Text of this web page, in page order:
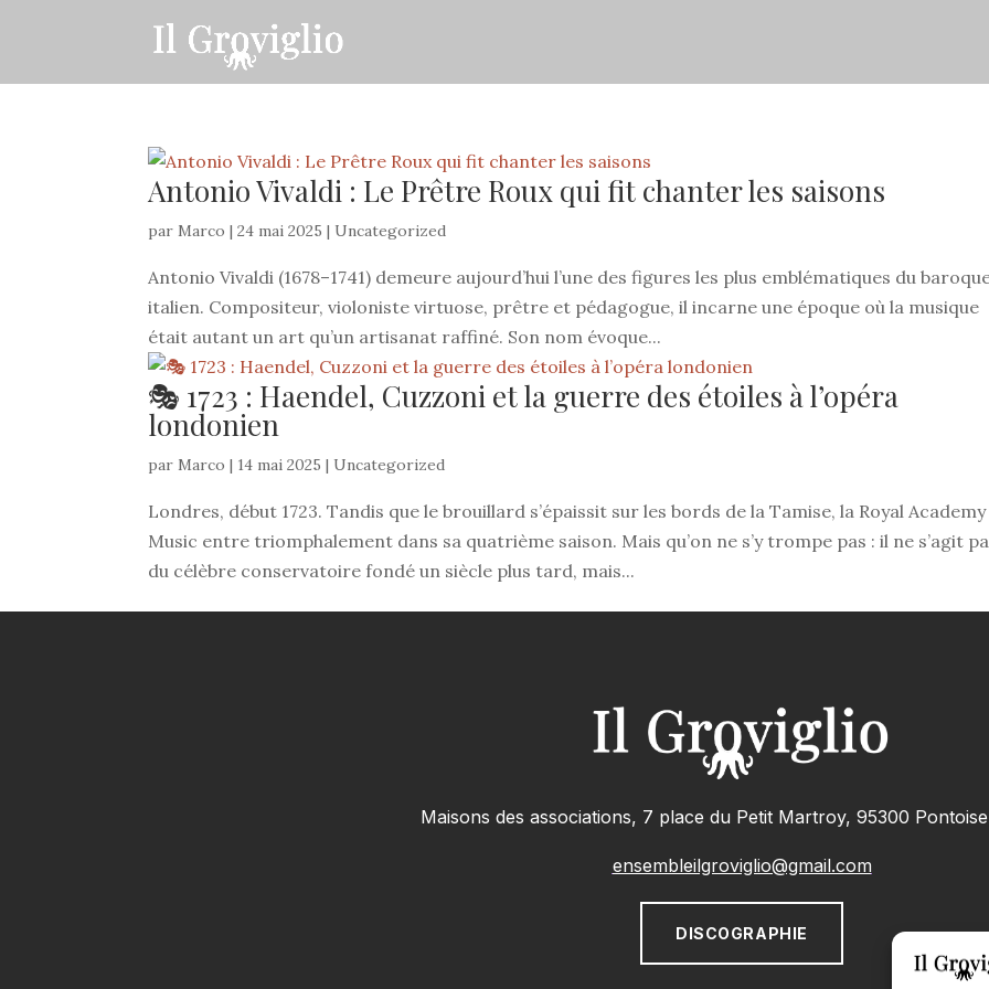
Antonio Vivaldi : Le Prêtre Roux qui fit chanter les saisons
parMarco |24 mai 2025 | Uncategorized
Antonio Vivaldi (1678–1741) demeure aujourd’hui l’une des figures les plus emblématiques du
italien. Compositeur, violoniste virtuose, prêtre et pédagogue, il incarne une époque où la musique
était autant un art qu’un artisanat raffiné. Son nom évoque...
🎭 1723 : Haendel, Cuzzoni et la guerre des étoiles à l’opéra
londonien
parMarco | 14 mai 2025 | Uncategorized
Londres, début 1723. Tandis que le brouillard s’épaissit sur les bords de la Tamise, la Royal
Music entre triomphalement dans sa quatrième saison. Mais qu’on ne s’y trompe pas : il ne s’agit
du célèbre conservatoire fondé un siècle plus tard, mais...
Maisons des associations, 7 place du Petit Martroy, 95300
ensembleilgroviglio@gmail.com
DISCOGRAPHIE